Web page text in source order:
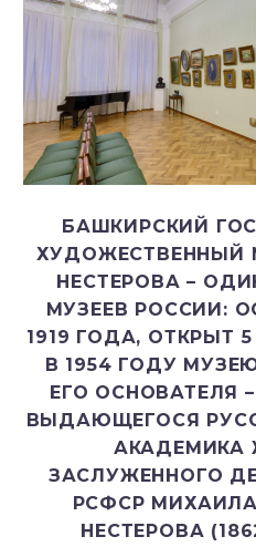
БАШКИРСКИЙ
ХУДОЖЕСТВЕННЫЙ
НЕСТЕРОВА –
МУЗЕЕВ РОССИИ:
1919 ГОДА, ОТКРЫТ
В 1954 ГОДУ
ЕГО ОСНОВАТЕЛЯ
ВЫДАЮЩЕГОСЯ
АКАДЕМИКА
ЗАСЛУЖЕННОГО
РСФСР
НЕСТЕРОВА